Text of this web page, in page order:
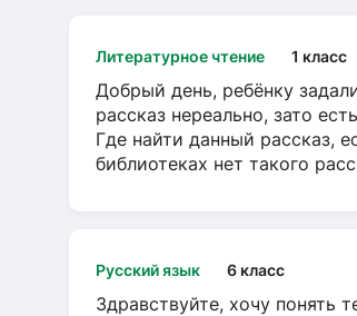
Литературное чтение 1 класс
Добрый день, ребёнку
рассказ нереально, зато
Где найти данный рассказ,
библиотеках нет такого
Русский язык 6 класс
Здравствуйте, хочу понять